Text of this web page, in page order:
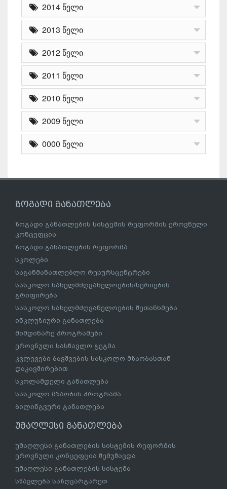
2014 წელი
2013 წელი
2012 წელი
2011 წელი
2010 წელი
2009 წელი
0000 წელი
ზოგადი განათლება
ზოგადი განათლების სისტემის რეფორმის ეროვნული
კონცეფცია
ზოგადი განათლების რეფორმა
სკოლები
საგანმანათლებლო რესურსცენტრები
სასკოლო სახელმძღვანელოების/სერიების
გრიფირება
სასკოლო სახელმძღვანელოების შეთანხმება
ინკლუზიური განათლება
მიმდინარე პროგრამები
ეროვნული სასწავლო გეგმა
კვლევები ბავშვების სასკოლო მზაობასთან
დაკავშირებით
სკოლამდელი განათლება
სასკოლო მზაობის პროგრამა
ბილინგვური განათლება
უმაღლესი განათლება
უმაღლესი განათლების სისტემის რეფორმის
ეროვნული კონცეფცია შემუშავდა
უმაღლესი განათლების სისტემა
სწავლება საზღვარგარეთ